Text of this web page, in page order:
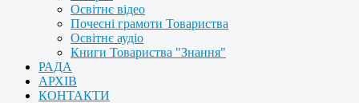
Освітнє відео
Почесні грамоти Товариства
Освітнє аудіо
Книги Товариства "Знання"
РАДА
АРХІВ
КОНТАКТИ